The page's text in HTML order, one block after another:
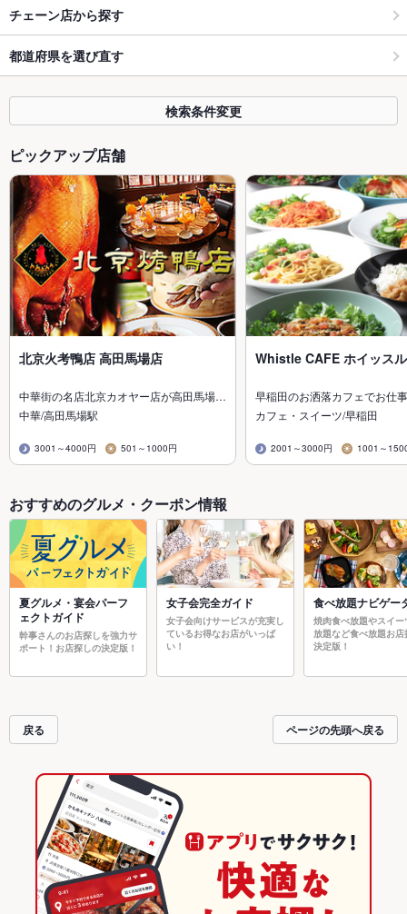
チェーン店から探す
都道府県を選び直す
検索条件変更
ピックアップ店舗
北京火考鴨店 高田馬場店
中華街の名店北京カオヤー店が高田馬場…
中華/高田馬場駅
3001～4000円 501～1000円
Whistle CAFE ホイッス
早稲田のお洒落カフェでお仕
カフェ・スイーツ/早稲田
2001～3000円 1001～
おすすめのグルメ・クーポン情報
夏グルメ・宴会パーフ
ェクトガイド
幹事さんのお店探しを強力サ
ポート！お店探しの決定版！
女子会完全ガイド
女子会向けサービスが充実し
ているお得なお店がいっぱ
い！
食べ放題ナビゲー
焼肉食べ放題やスイー
放題など食べ放題お店
決定版！
戻る ページの先頭へ戻る